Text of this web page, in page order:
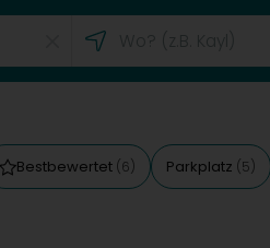
Bestbewertet (6) Parkplatz (5)